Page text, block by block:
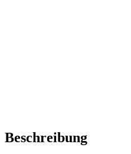
Beschreibung